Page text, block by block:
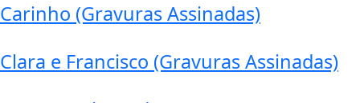
Carinho (Gravuras Assinadas)
Clara e Francisco (Gravuras Assinadas)